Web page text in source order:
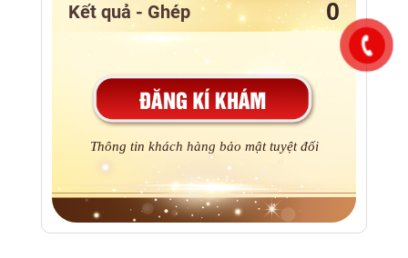
Kết quả - Ghép
Thông tin khách hàng bảo mật tuyệt đối